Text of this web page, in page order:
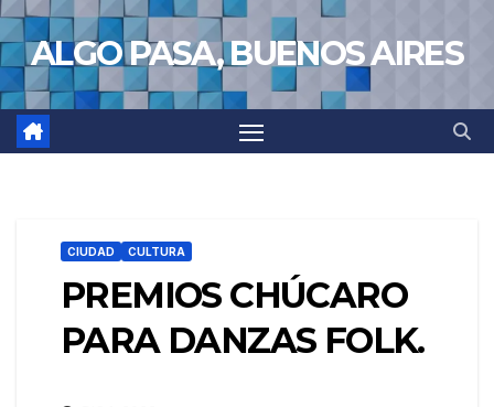
Saltar
al
contenido
ALGO PASA, BUENOS AIRES
CIUDAD CULTURA
PREMIOS CHÚCARO
PARA DANZAS FOLK.